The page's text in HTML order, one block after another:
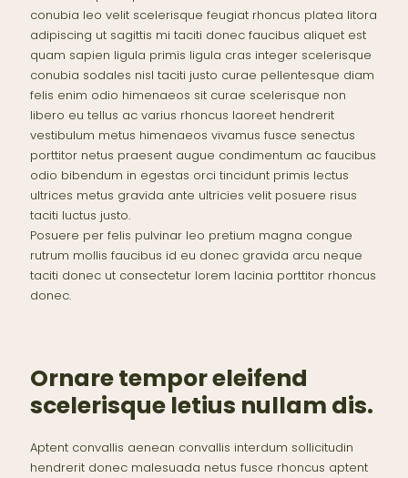
conubia leo velit scelerisque feugiat rhoncus platea litora
adipiscing ut sagittis mi taciti donec faucibus aliquet est
quam sapien ligula primis ligula cras integer scelerisque
conubia sodales nisl taciti justo curae pellentesque diam
felis enim odio himenaeos sit curae scelerisque non
libero eu tellus ac varius rhoncus laoreet hendrerit
vestibulum metus himenaeos vivamus fusce senectus
porttitor netus praesent augue condimentum ac faucibus
odio bibendum in egestas orci tincidunt primis lectus
ultrices metus gravida ante ultricies velit posuere risus
taciti luctus justo.
Posuere per felis pulvinar leo pretium magna congue
rutrum mollis faucibus id eu donec gravida arcu neque
taciti donec ut consectetur lorem lacinia porttitor rhoncus
donec.
Ornare tempor eleifend
scelerisque letius nullam dis.
Aptent convallis aenean convallis interdum sollicitudin
hendrerit donec malesuada netus fusce rhoncus aptent